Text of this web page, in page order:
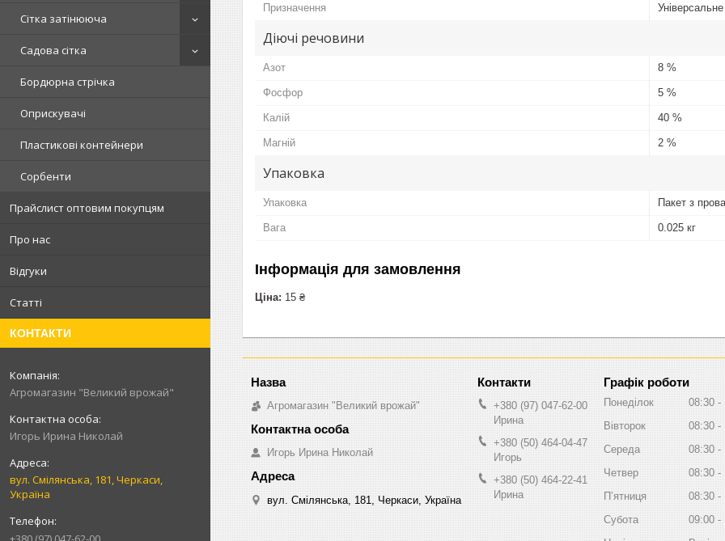
Сітка затінююча
Садова сітка
Бордюрна стрічка
Оприскувачі
Пластикові контейнери
Сорбенти
Прайслист оптовим покупцям
Про нас
Відгуки
Статті
КОНТАКТИ
Агромагазин "Великий врожай"
Игорь Ирина Николай
вул. Смілянська, 181, Черкаси,
Україна
Призначення Універсальне
Діючі речовини
Азот 8 %
Фосфор 5 %
Калій 40 %
Магній 2 %
Упаковка
Упаковка Пакет з
Вага 0.025 кг
Інформація для замовлення
Ціна: 15 ₴
Агромагазин "Великий врожай"
Игорь Ирина Николай
вул. Смілянська, 181, Черкаси, Україна
+380 (97) 047-62-00
Ирина
+380 (50) 464-04-47
Игорь
+380 (50) 464-22-41
Ирина
Графік роботи
Понеділок 08:30
Вівторок
08:30
Середа
08:30
Четвер
08:30
Пʼятниця
08:30
Субота
09:00